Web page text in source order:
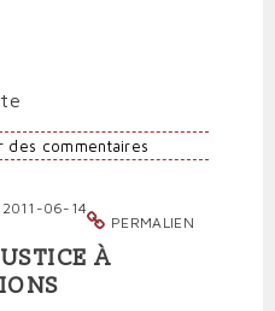
commentaires
PERMALIEN
2011-06-14
À